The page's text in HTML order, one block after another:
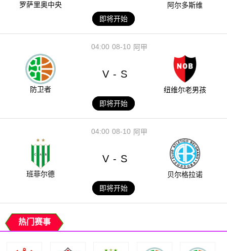
罗萨里奥中央
阿尔多斯维
即将开始
08-10
04:00 阿甲
防卫者
V - S
纽维尔老男孩
即将开始
08-10
04:00 阿甲
班菲尔德
V - S
贝尔格拉诺
即将开始
热门赛事